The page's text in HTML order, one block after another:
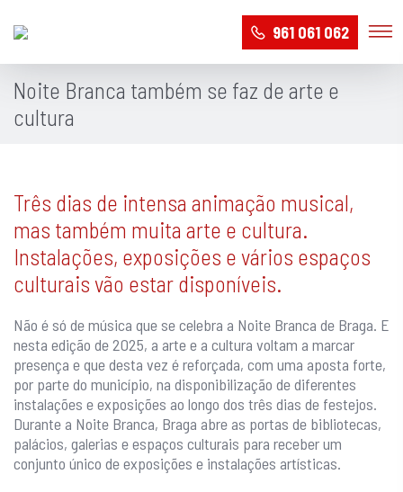
961 061 062
Noite Branca também se faz de arte e
cultura
Três dias de intensa animação musical,
mas também muita arte e cultura.
Instalações, exposições e vários espaços
culturais vão estar disponíveis.
Não é só de música que se celebra a Noite Branca de Braga. E
nesta edição de 2025, a arte e a cultura voltam a marcar
presença e que desta vez é reforçada, com uma aposta forte,
por parte do município, na disponibilização de diferentes
instalações e exposições ao longo dos três dias de festejos.
Durante a Noite Branca, Braga abre as portas de bibliotecas,
palácios, galerias e espaços culturais para receber um
conjunto único de exposições e instalações artísticas.